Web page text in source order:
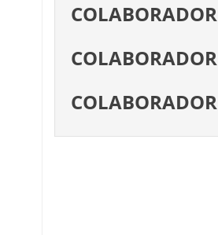
COLABORADOR
COLABORADOR
COLABORADOR